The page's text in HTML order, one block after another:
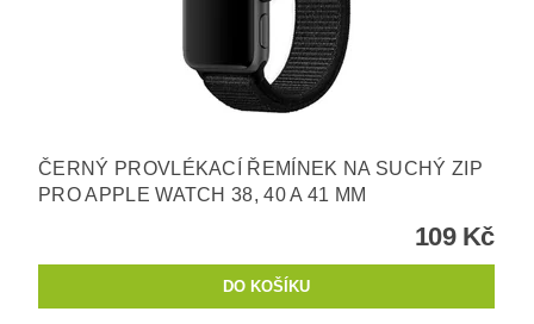
ČERNÝ PROVLÉKACÍ ŘEMÍNEK NA SUCHÝ ZIP
PRO APPLE WATCH 38, 40 A 41 MM
109 Kč